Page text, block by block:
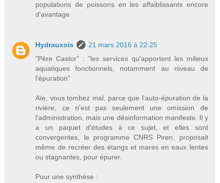
populations de poissons en les affaiblissants encore
d'avantage
Hydrauxois
21 mars 2016 à 22:25
"Père Castor" : "les services qu'apportent les milieux
aquatiques fonctionnels, notamment au niveau de
l'épuration"
Aïe, vous tombez mal, parce que l'auto-épuration de la
rivière, ce n'est pas seulement une omission de
l'administration, mais une désinformation manifeste. Il y
a un paquet d'études à ce sujet, et elles sont
convergentes, le programme CNRS Piren, proposait
même de recréer des étangs et mares en eaux lentes
ou stagnantes, pour épurer.
Pour une synthèse :